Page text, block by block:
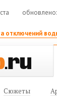
отключений
Сюжеты